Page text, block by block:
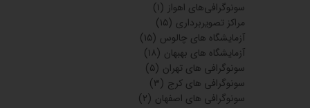
سونوگرافی‌های اهواز (۱)
مراکز تصویربرداری (۱۵)
آزمایشگاه های چالوس (۱۵)
آزمایشگاه های بهبهان (۱۸)
سونوگرافی های تهران (۵)
سونوگرافی های کرج (۳)
سونوگرافی های اصفهان (۲)